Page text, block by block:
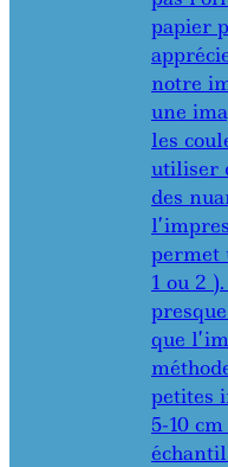
papier
notre
une
les
utiliser
des
permet
1 ou 2
que
petites
5-10